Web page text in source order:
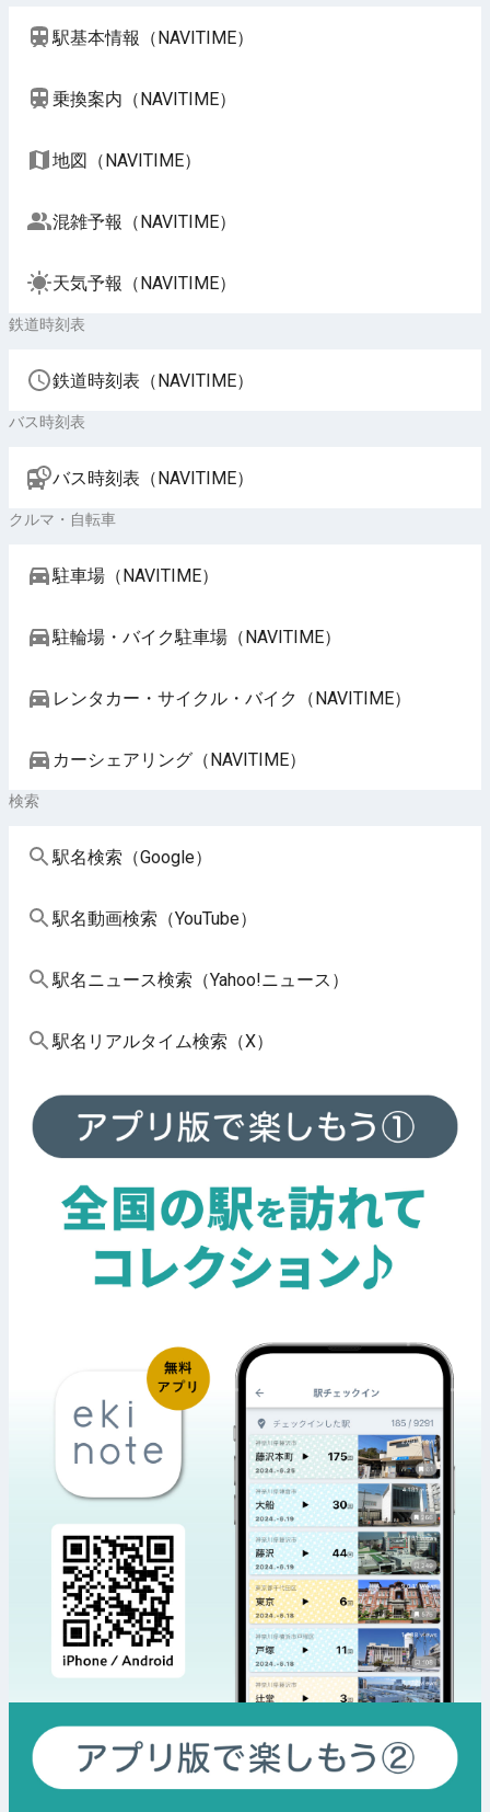
駅基本情報（NAVITIME）
乗換案内（NAVITIME）
地図（NAVITIME）
混雑予報（NAVITIME）
天気予報（NAVITIME）
鉄道時刻表
鉄道時刻表（NAVITIME）
バス時刻表
バス時刻表（NAVITIME）
クルマ・自転車
駐車場（NAVITIME）
駐輪場・バイク駐車場（NAVITIME）
レンタカー・サイクル・バイク（NAVITIME）
カーシェアリング（NAVITIME）
検索
駅名検索（Google）
駅名動画検索（YouTube）
駅名ニュース検索（Yahoo!ニュース）
駅名リアルタイム検索（X）